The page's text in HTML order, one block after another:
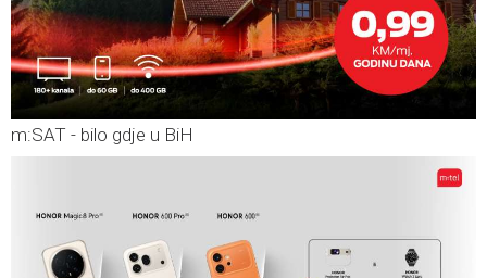
m:SAT - bilo gdje u BiH